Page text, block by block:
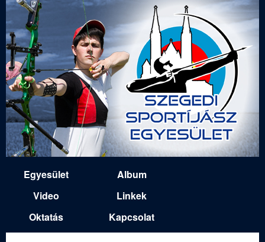
Ugrás
a
tartalomra
e
i
Egyesület
Album
Video
Linkek
Oktatás
Kapcsolat